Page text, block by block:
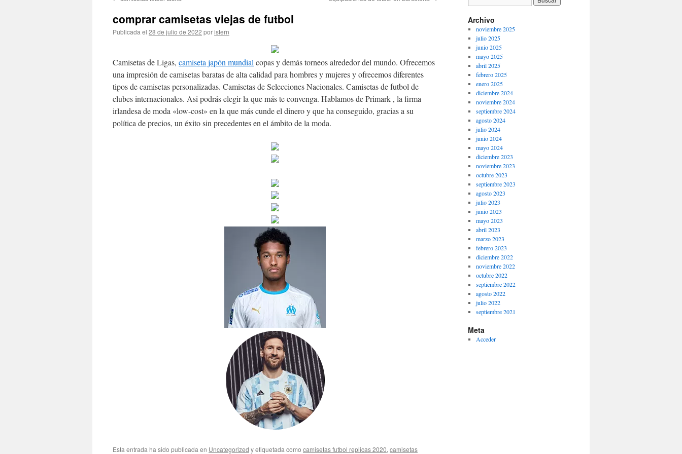
contenido
comprar camisetas viejas de futbol
Publicada el 28 de julio de 2022 poristern
Camisetas de Ligas, camiseta japón mundial copas y demás torneos alrededor del mundo. Ofrecemos
una impresión de camisetas baratas de alta calidad para hombres y mujeres y ofrecemos diferentes
tipos de camisetas personalizadas. Camisetas de Selecciones Nacionales. Camisetas de futbol de
clubes internacionales. Asi podrás elegir la que más te convenga. Hablamos de Primark , la firma
irlandesa de moda «low-cost» en la que más cunde el dinero y que ha conseguido, gracias a su
política de precios, un éxito sin precedentes en el ámbito de la moda.
Esta entrada ha sido publicada en Uncategorized y etiquetada como camisetas futbol replicas 2020, camisetas
Archivo
noviembre 2025
julio 2025
junio 2025
mayo 2025
abril 2025
febrero 2025
enero 2025
diciembre 2024
noviembre 2024
septiembre 2024
agosto 2024
julio 2024
junio 2024
mayo 2024
diciembre 2023
noviembre 2023
octubre 2023
septiembre 2023
agosto 2023
julio 2023
junio 2023
mayo 2023
abril 2023
marzo 2023
febrero 2023
diciembre 2022
noviembre 2022
octubre 2022
septiembre 2022
agosto 2022
julio 2022
septiembre 2021
Meta
Acceder